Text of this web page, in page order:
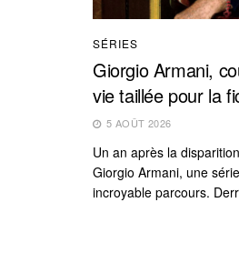
SÉRIES
Giorgio Armani,
vie taillée pour la
5 AOÛT 2026
Un an après la
Giorgio Armani, une
incroyable parcours.